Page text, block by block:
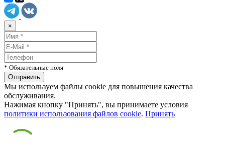
×
* Обязательные поля
Мы используем файлы cookie для повышения качества
обслуживания.
Нажимая кнопку "Принять", вы принимаете условия
политики использования файлов cookie. Принять